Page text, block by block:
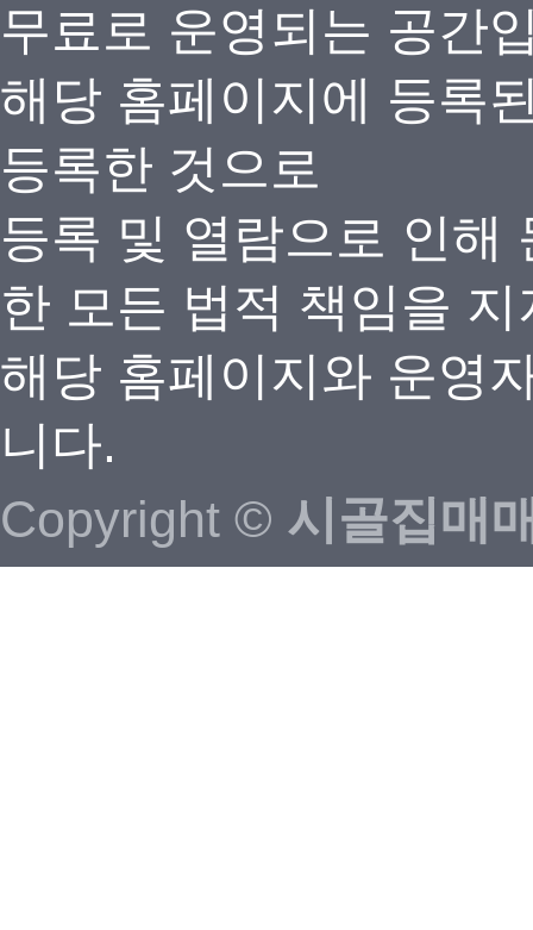
무료로 운영되는 공간
해당 홈페이지에 등록
등록한 것으로
등록 및 열람으로 인해
한 모든 법적 책임을
해당 홈페이지와 운영
니다.
Copyright © 시골집매